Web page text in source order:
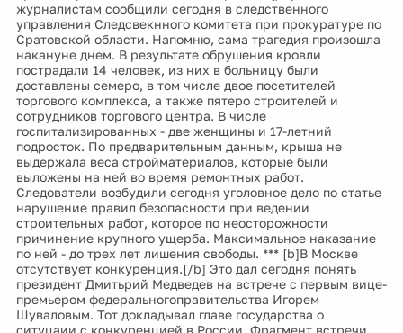
управления Следсвекнного комитета при прокуратуре по
Сратовской области. Напомню, сама трагедия произошла
накануне днем. В результате обрушения кровли
пострадали 14 человек, из них в больницу были
доставлены семеро, в том числе двое посетителей
торгового комплекса, а также пятеро строителей и
сотрудников торгового центра. В числе
госпитализированных - две женщины и 17-летний
подросток. По предварительным данным, крыша не
выдержала веса стройматериалов, которые были
выложены на ней во время ремонтных работ.
Следователи возбудили сегодня уголовное дело по статье
нарушение правил безопасности при ведении
строительных работ, которое по неосторожности
причинение крупного ущерба. Максимальное наказание
по ней - до трех лет лишения свободы. *** [b]В Москве
отсутствует конкуренция.[/b] Это дал сегодня понять
президент Дмитьрий Медведев на встрече с первым вице-
премьером федеральногоправительства Игорем
Шуваловым. Тот докладывал главе государства о
ситуцаии с конкуренцией в России. Фрагмент встречи
транслировал телеканал "Россия-24". *** [b]Пакистанские